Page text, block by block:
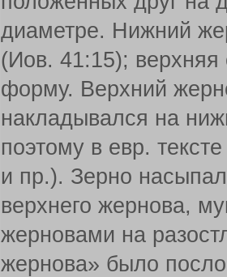
диаметре. Нижний
(Иов. 41:15); верхняя
форму. Верхний
накладывался на
поэтому в евр.
и пр.). Зерно
верхнего жернова,
жерновами на
жернова» было